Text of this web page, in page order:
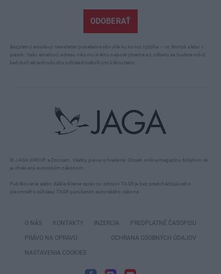
© JAGA GROUP a Zoznam. Všetky práva vyhradené. Obsah online magazínu Môjdom.sk
je chránený autorským zákonom.
Publikovanie alebo ďalšie šírenie správ zo zdrojov TASR je bez predchádzajúceho
písomného súhlasu TASR porušením autorského zákona.
ODOBERAŤ
Bezplatný emailový newsletter posielame obvykle ku koncu týždňa – vo štvrtok alebo v
piatok. Vašu emailovú adresu nikomu inému neposkytneme a z odberu sa budete môcť
kedykoľvek jednoducho odhlásiť niekoľkými kliknutiami.
O NÁS KONTAKTY INZERCIA PREDPLATNÉ ČASOPISU
PRÁVO NA OPRAVU OCHRANA OSOBNÝCH ÚDAJOV
NASTAVENIA COOKIES